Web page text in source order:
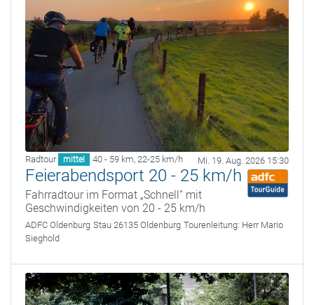
Radtour mittel 40 - 59 km, 22-25 km/h Mi. 19. Aug. 2026 15:30
Feierabendsport 20 - 25 km/h
Fahrradtour im Format „Schnell“ mit
Geschwindigkeiten von 20 - 25 km/h
ADFC Oldenburg Stau 26135 Oldenburg Tourenleitung: Herr Mario
Sieghold